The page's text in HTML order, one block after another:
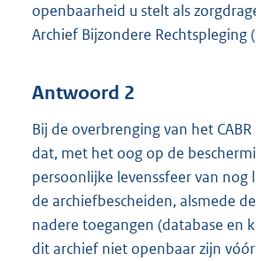
openbaarheid u stelt als
Archief Bijzondere Rechtspleging
Antwoord 2
Bij de overbrenging van het
dat, met het oog op de
persoonlijke levenssfeer van nog
de archiefbescheiden, alsmede
nadere toegangen (database en
dit archief niet openbaar zijn